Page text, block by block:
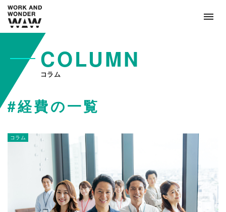
COLUMN
コラム
#経費の一覧
コラム